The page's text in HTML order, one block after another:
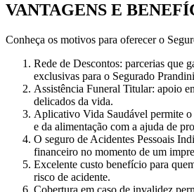
VANTAGENS E
Conheça os motivos para oferecer o
Rede de Descontos: parcerias que
exclusivas para o Segurado
Assistência Funeral Titular: apoio
delicados da vida.
Aplicativo Vida Saudável permite
e da alimentação com a ajuda de
O seguro de Acidentes Pessoais
financeiro no momento de um
Excelente custo benefício para
risco de acidente.